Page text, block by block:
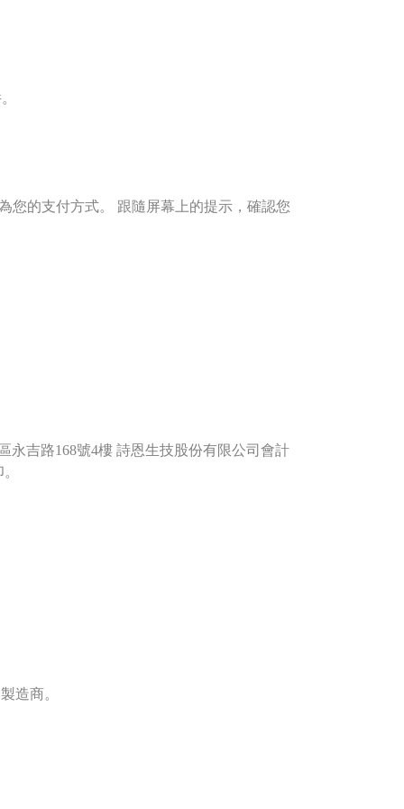
您的支付方式。 跟隨屏幕上的提示，確認您
永吉路168號4樓 詩恩生技股份有限公司會計
造商。